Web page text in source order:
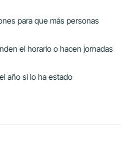
para que más personas
el horario o hacen jornadas
año si lo ha estado